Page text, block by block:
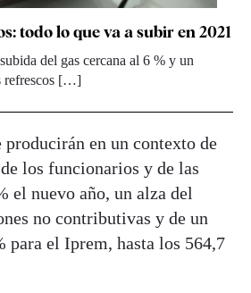
todo lo que va a subir en 2021
del gas cercana al 6 % y un
refrescos […]
producirán en un contexto de
los funcionarios y de las
el nuevo año, un alza del
no contributivas y de un
para el Iprem, hasta los 564,7